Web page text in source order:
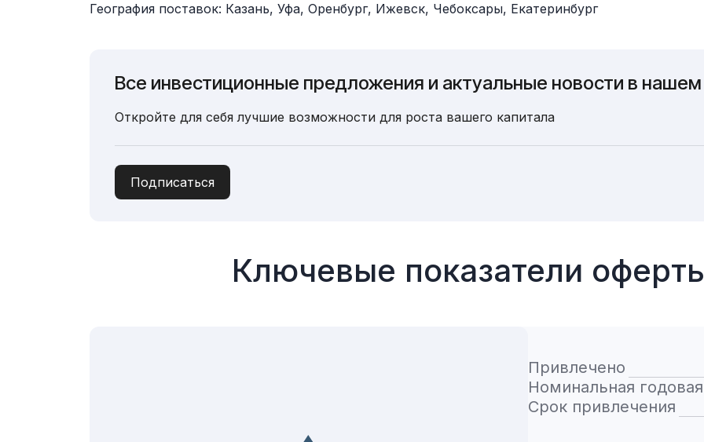
География поставок: Казань, Уфа, Оренбург, Ижевск, Чебоксары, Екатеринбург
Все инвестиционные предложения и актуальные новости в
Откройте для себя лучшие возможности для роста вашего капитала
Подписаться
Ключевые показатели
Привлечено
Номинальная
Срок привлечения